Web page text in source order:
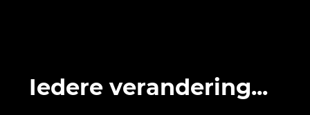
Iedere verandering...